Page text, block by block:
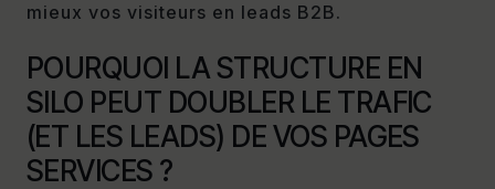
mieux vos visiteurs en leads B2B.
POURQUOI LA STRUCTURE EN
SILO PEUT DOUBLER LE TRAFIC
(ET LES LEADS) DE VOS PAGES
SERVICES ?